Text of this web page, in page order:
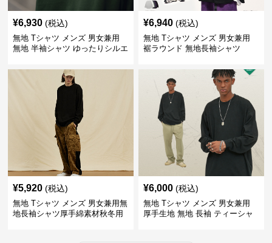
¥6,930 (税込)
無地 Tシャツ メンズ 男女兼用
無地 半袖シャツ ゆったりシルエ
¥6,940 (税込)
無地 Tシャツ メンズ 男女兼用
裾ラウンド 無地長袖シャツ
¥5,920 (税込)
無地 Tシャツ メンズ 男女兼用無
地長袖シャツ厚手綿素材秋冬用
¥6,000 (税込)
無地 Tシャツ メンズ 男女兼用
厚手生地 無地 長袖 ティーシャ